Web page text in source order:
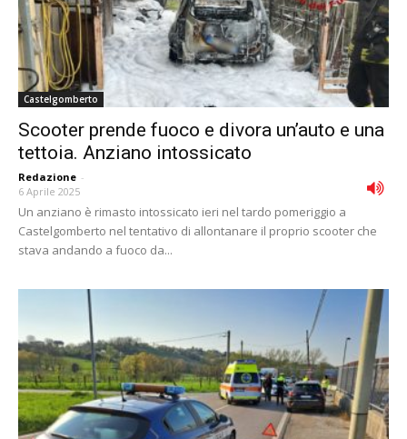
Castelgomberto
Scooter prende fuoco e divora un’auto e una
tettoia. Anziano intossicato
Redazione -
6 Aprile 2025
Un anziano è rimasto intossicato ieri nel tardo pomeriggio a
Castelgomberto nel tentativo di allontanare il proprio scooter che
stava andando a fuoco da...